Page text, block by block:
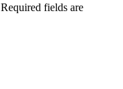
Required fields are